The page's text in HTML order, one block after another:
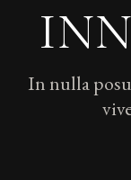
In nulla